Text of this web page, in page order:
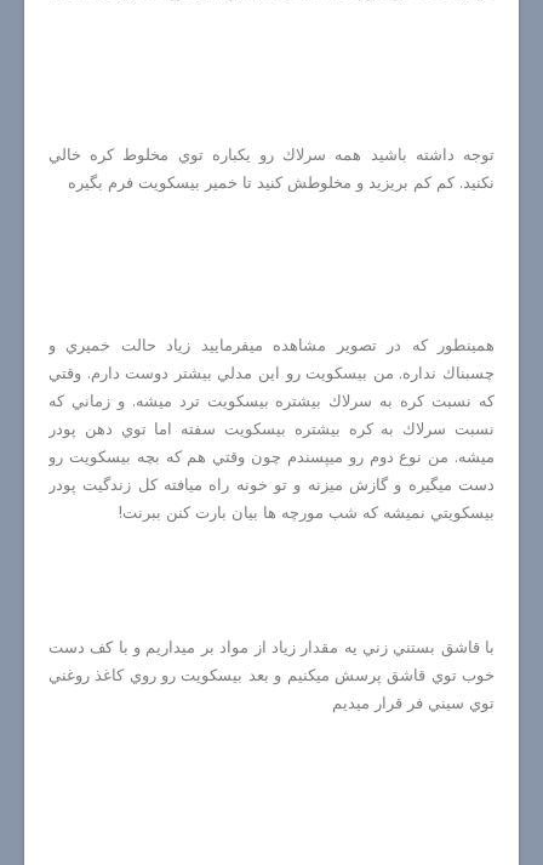
توجه داشته باشيد همه سرلاك رو يكباره توي مخلوط كره خالي
نكنيد. كم كم بريزيد و مخلوطش كنيد تا خمير بيسكويت فرم بگيره
همينطور كه در تصوير مشاهده ميفرماييد زياد حالت خميري و
چسبناك نداره. من بيسكويت رو اين مدلي بيشتر دوست دارم. وقتي
كه نسبت كره به سرلاك بيشتره بيسكويت ترد ميشه. و زماني كه
نسبت سرلاك به كره بيشتره بيسكويت سفته اما توي دهن پودر
ميشه. من نوع دوم رو ميپسندم چون وقتي هم كه بچه بيسكويت رو
دست ميگيره و گازش ميزنه و تو خونه راه ميافته كل زندگيت پودر
بيسكويتي نميشه كه شب مورچه ها بيان بارت كنن ببرنت!
با قاشق بستني زني يه مقدار زياد از مواد بر ميداريم و با كف دست
خوب توي قاشق پرسش ميكنيم و بعد بيسكويت رو روي كاغذ روغني
توي سيني فر قرار ميديم